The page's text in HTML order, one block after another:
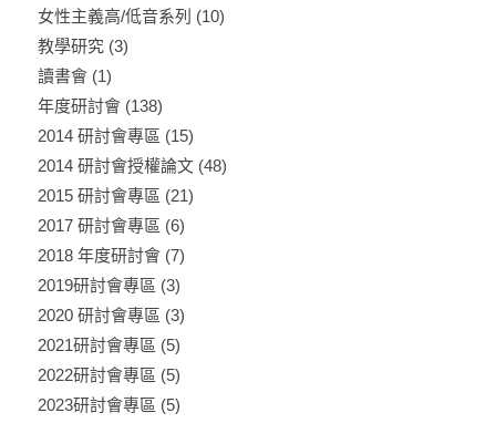
女性主義高/低音系列 (10)
教學研究(3)
讀書會(1)
年度研討會(138)
2014 研討會專區 (15)
2014 研討會授權論文(48)
2015 研討會專區 (21)
2017 研討會專區 (6)
2018 年度研討會(7)
2019研討會專區 (3)
2020 研討會專區 (3)
2021研討會專區 (5)
2022研討會專區 (5)
2023研討會專區 (5)